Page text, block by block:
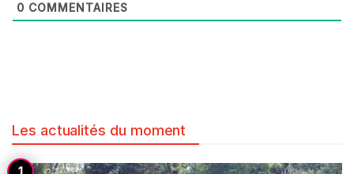
0 COMMENTAIRES
Les actualités du moment